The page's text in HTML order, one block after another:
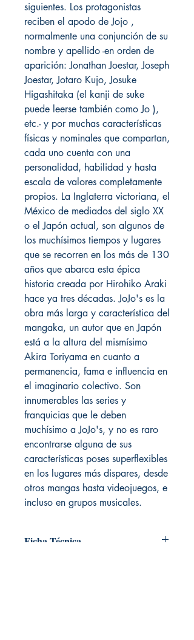
siguientes. Los protagonistas
reciben el apodo de Jojo ,
normalmente una conjunción de su
nombre y apellido -en orden de
aparición: Jonathan Joestar, Joseph
Joestar, Jotaro Kujo, Josuke
Higashitaka (el kanji de suke
puede leerse también como Jo ),
etc.- y por muchas características
físicas y nominales que compartan,
cada uno cuenta con una
personalidad, habilidad y hasta
escala de valores completamente
propios. La Inglaterra victoriana, el
México de mediados del siglo XX
o el Japón actual, son algunos de
los muchísimos tiempos y lugares
que se recorren en los más de 130
años que abarca esta épica
historia creada por Hirohiko Araki
hace ya tres décadas. JoJo's es la
obra más larga y característica del
mangaka, un autor que en Japón
está a la altura del mismísimo
Akira Toriyama en cuanto a
permanencia, fama e influencia en
el imaginario colectivo. Son
innumerables las series y
franquicias que le deben
muchísimo a JoJo's, y no es raro
encontrarse alguna de sus
características poses superflexibles
en los lugares más dispares, desde
otros mangas hasta videojuegos, e
incluso en grupos musicales.
Ficha Técnica